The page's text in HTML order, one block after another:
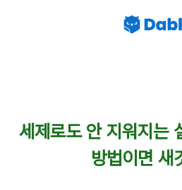
세제로도 안 지워지는
방법이면 새